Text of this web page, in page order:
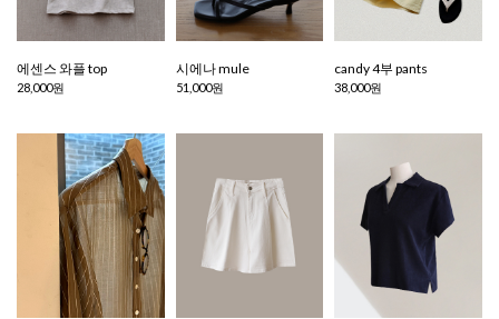
에센스 와플 top
28,000원
시에나 mule
51,000원
candy 4부 pants
38,000원